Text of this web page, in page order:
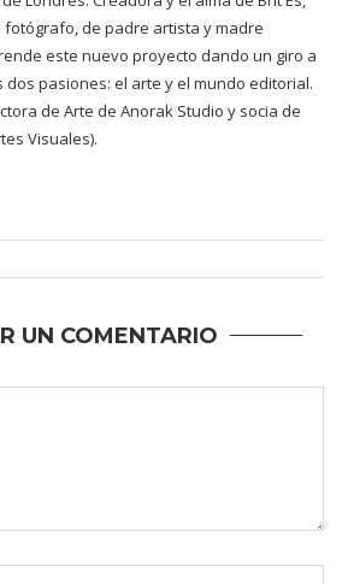
de padre artista y madre
este nuevo proyecto dando un giro a
pasiones: el arte y el mundo editorial.
de Arte de Anorak Studio y socia de
Visuales).
UN COMENTARIO